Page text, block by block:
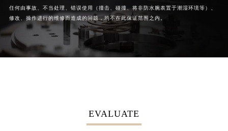
任何由事故、不当处理、错误使用（撞击、碰撞、将非防水腕表置于潮湿环境等）、
修改、操作进行的维修而造成的问题，均不在此保证范围之内。
EVALUATE